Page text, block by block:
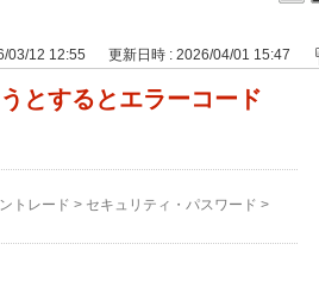
03/12 12:55 更新日時 : 2026/04/01 15:47
とするとエラーコード
トレード > セキュリティ・パスワード >